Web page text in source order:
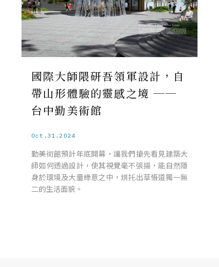
國際大師隈研吾領軍設計，自
帶山形體驗的靈感之境 ──
台中勤美術館
Oct.31.2024
勤美術館預計年底開幕，讓我們搶先看見建築大
師如何透過設計，使其視覺毫不張揚，能自然隱
身於環境及大量綠意之中，烘托出草悟道獨一無
二的生活面貌。